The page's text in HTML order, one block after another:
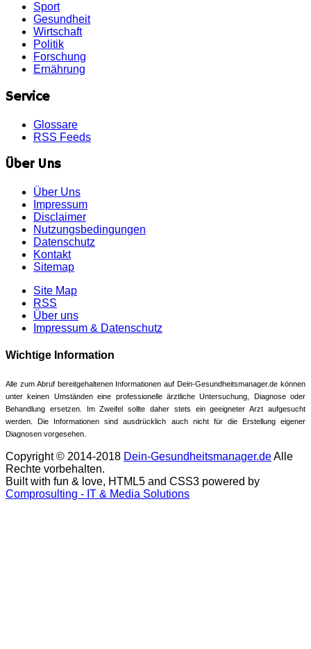
Sport
Gesundheit
Wirtschaft
Politik
Forschung
Ernährung
Service
Glossare
RSS Feeds
Über Uns
Über Uns
Impressum
Disclaimer
Nutzungsbedingungen
Datenschutz
Kontakt
Sitemap
Site Map
RSS
Über uns
Impressum & Datenschutz
Wichtige Information
Alle zum Abruf bereitgehaltenen Informationen auf Dein-Gesundheitsmanager.de können
unter keinen Umständen eine professionelle ärztliche Untersuchung, Diagnose oder
Behandlung ersetzen. Im Zweifel sollte daher stets ein geeigneter Arzt aufgesucht
werden. Die Informationen sind ausdrücklich auch nicht für die Erstellung eigener
Diagnosen vorgesehen.
Copyright © 2014-2018 Dein-Gesundheitsmanager.deAlle
Rechte vorbehalten.
Built with fun & love, HTML5 and CSS3 powered by
Comprosulting - IT & Media Solutions